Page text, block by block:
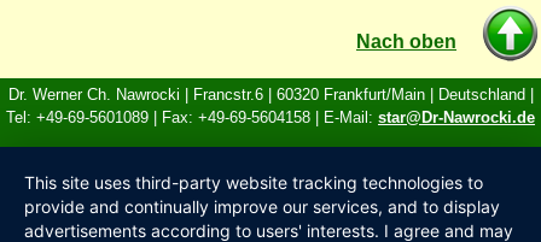
Nach oben
Dr. Werner Ch. Nawrocki | Francstr.6 | 60320 Frankfurt/Main | Deutschland |
Tel: +49-69-5601089 | Fax: +49-69-5604158 | E-Mail: star@Dr-Nawrocki.de
This site uses third-party website tracking technologies to
provide and continually improve our services, and to display
advertisements according to users' interests. I agree and may